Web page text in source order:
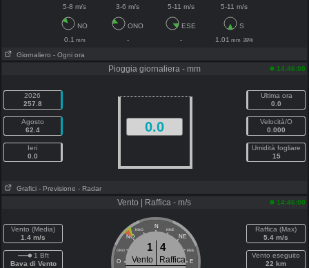
5-8 m/s 3-6 m/s 5-11 m/s 5-11 m/s
NO ONO ESE
S
0.1 mm - - 1.01 mm 39%
Giornaliero - Ogni ora
Pioggia giornaliera - mm 14:46:00
2026
257.8
Agosto
62.4
Ieri
0.0
0.0
Ultima ora
0.0
Velocità/O
0.000
Umidità fogliare
15
Grafici - Previsione - Radar
Vento | Raffica - m/s 14:46:00
Vento (Media)
1.4 m/s
1 Bft
Bava di Vento
N
NNO NNE
NO NE
ONO ENE
O E
1 4
Vento
Raffica
Raffica (Max)
5.4 m/s
Vento eseguito
22 km